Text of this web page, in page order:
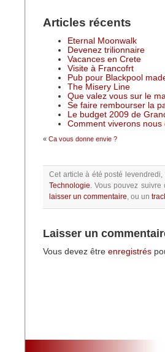
Articles récents
Eternal Moonwalk
Devenez trilionnaire
Vacances en Crete
Visite à Francofrt
Pub pour Blackpool
The Misery Line
Que valez vous sur le
Se faire rembourser la
Le budget 2009 de
Comment viverons nous
« Ca vous donne envie ?
Cet article à été posté
Technologie.Vous pouvez suivre
laisser un commentaire, ou un
Laisser un
Vous devez être enregistrés